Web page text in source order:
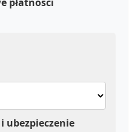
ubezpieczenie